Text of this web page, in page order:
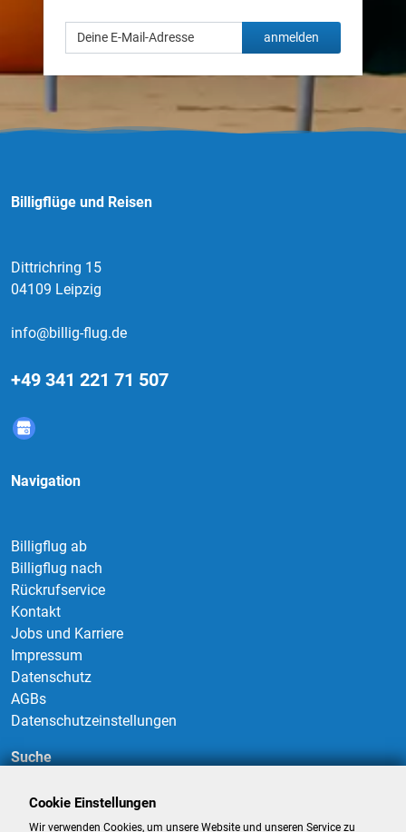
anmelden
Billigflüge und Reisen
Dittrichring 15
04109 Leipzig
info@billig-flug.de
+49 341 221 71 507
Navigation
Billigflug ab
Billigflug nach
Rückrufservice
Kontakt
Jobs und Karriere
Impressum
Datenschutz
AGBs
Datenschutzeinstellungen
Suche
Cookie Einstellungen
Wir verwenden Cookies, um unsere Website und unseren Service zu